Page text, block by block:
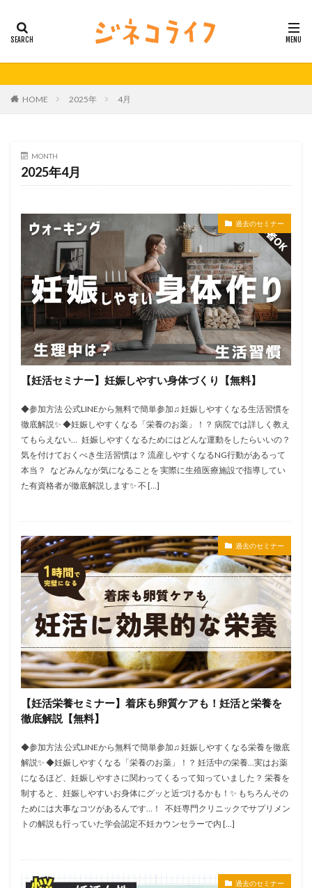
HOME 2025年 4月
MONTH
2025年4月
過去のセミナー
【妊活セミナー】妊娠しやすい身体づくり【無料】
◆参加方法 公式LINEから無料で簡単参加♫ 妊娠しやすくなる生活習慣を
徹底解説✨ ◆妊娠しやすくなる「栄養のお薬」！？ 病院では詳しく教え
てもらえない… 妊娠しやすくなるためにはどんな運動をしたらいいの？
気を付けておくべき生活習慣は？ 流産しやすくなるNG行動があるって
本当？ などみんなが気になることを 実際に生殖医療施設で指導してい
た有資格者が徹底解説します✨ 不 […]
過去のセミナー
【妊活栄養セミナー】着床も卵質ケアも！妊活と栄養を
徹底解説【無料】
◆参加方法 公式LINEから無料で簡単参加♫ 妊娠しやすくなる栄養を徹底
解説✨ ◆妊娠しやすくなる「栄養のお薬」！？ 妊活中の栄養…実はお薬
になるほど、妊娠しやすさに関わってくるって知っていました？ 栄養を
制すると、妊娠しやすいお身体にグッと近づけるかも！✨ もちろんその
ためには大事なコツがあるんです…！ 不妊専門クリニックでサプリメン
トの解説も行っていた学会認定不妊カウンセラーで内 […]
過去のセミナー
男性不妊